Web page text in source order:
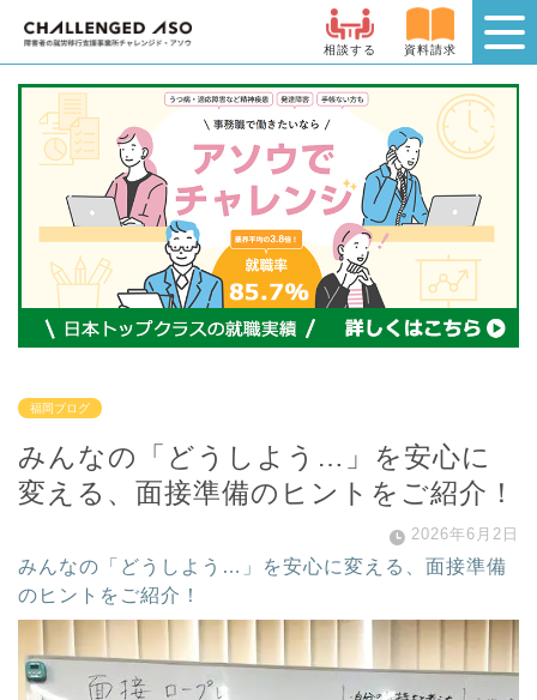
相談する 資料請求
福岡ブログ
みんなの「どうしよう…」を安心に
変える、面接準備のヒントをご紹介！
2026年6月2日
みんなの「どうしよう…」を安心に変える、面接準備
のヒントをご紹介！